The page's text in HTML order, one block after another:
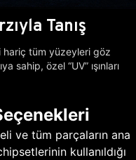
Tanış
hariç tüm yüzeyleri göz
sahip, özel “UV” ışınları
ve tüm parçaların ana
kullanıldığı